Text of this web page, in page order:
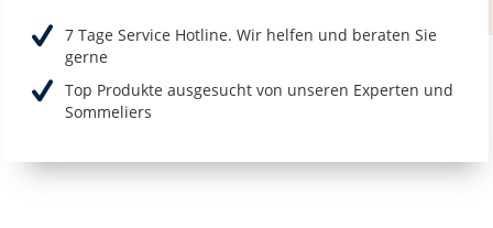
7 Tage Service Hotline. Wir helfen und beraten Sie
gerne
Top Produkte ausgesucht von unseren Experten und
Sommeliers